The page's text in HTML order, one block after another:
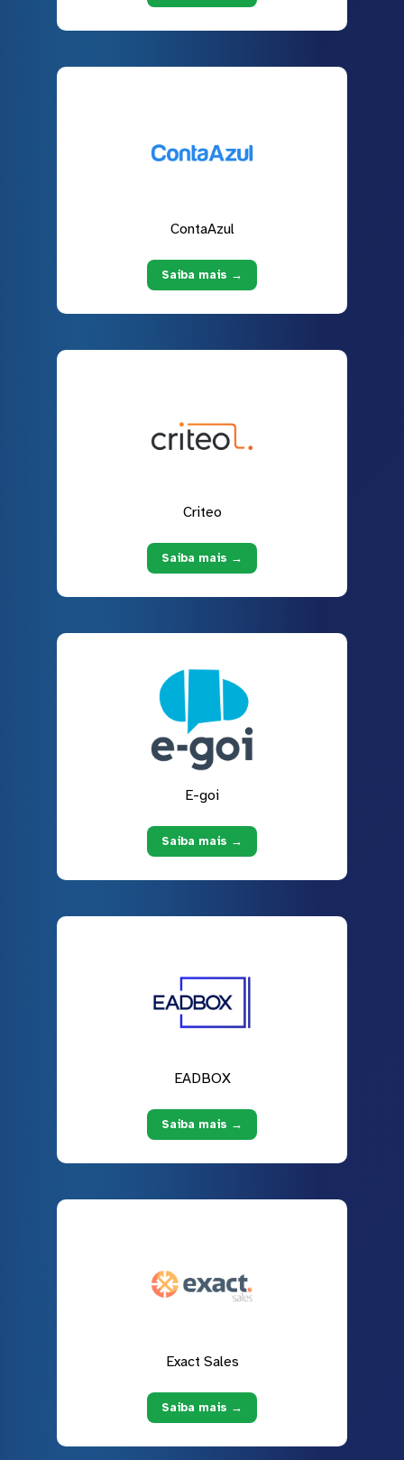
ContaAzul
Saiba mais →
Criteo
Saiba mais →
E-goi
Saiba mais →
EADBOX
Saiba mais →
Exact Sales
Saiba mais →